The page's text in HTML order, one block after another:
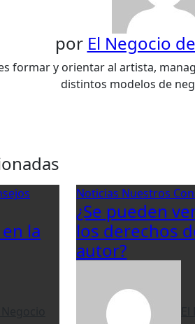
por El Negocio
formar y orientar al artista,
distintos modelos de
la
Noticias Nuestros
¿Se pueden
los derechos
autor?